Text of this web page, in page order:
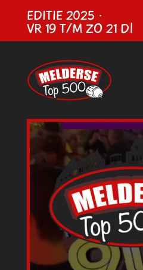
EDITIE 2025 ·
VR 19 T/M ZO 21
Videospeler